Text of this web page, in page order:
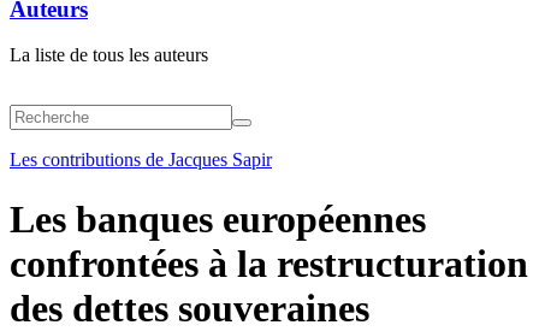
Auteurs
La liste de tous les auteurs
Les contributions de Jacques Sapir
Les banques européennes
confrontées à la restructuration
des dettes souveraines